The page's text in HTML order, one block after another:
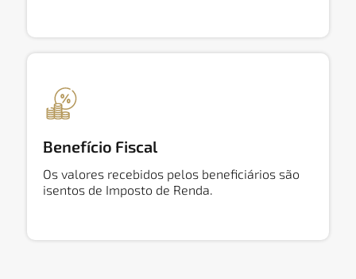
Benefício Fiscal
Os valores recebidos pelos beneficiários são
isentos de Imposto de Renda.